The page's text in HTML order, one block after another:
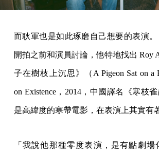
而耿軍也是如此琢磨自己想要的表演。
開拍之前和演員討論，他特地找出 Roy
子在樹枝上沉思》（A Pigeon Sat on a
on Existence，2014，中國譯名《寒
是高緯度的寒帶電影，在表演上其實有
「我說他那種零度表演，是有點劇場